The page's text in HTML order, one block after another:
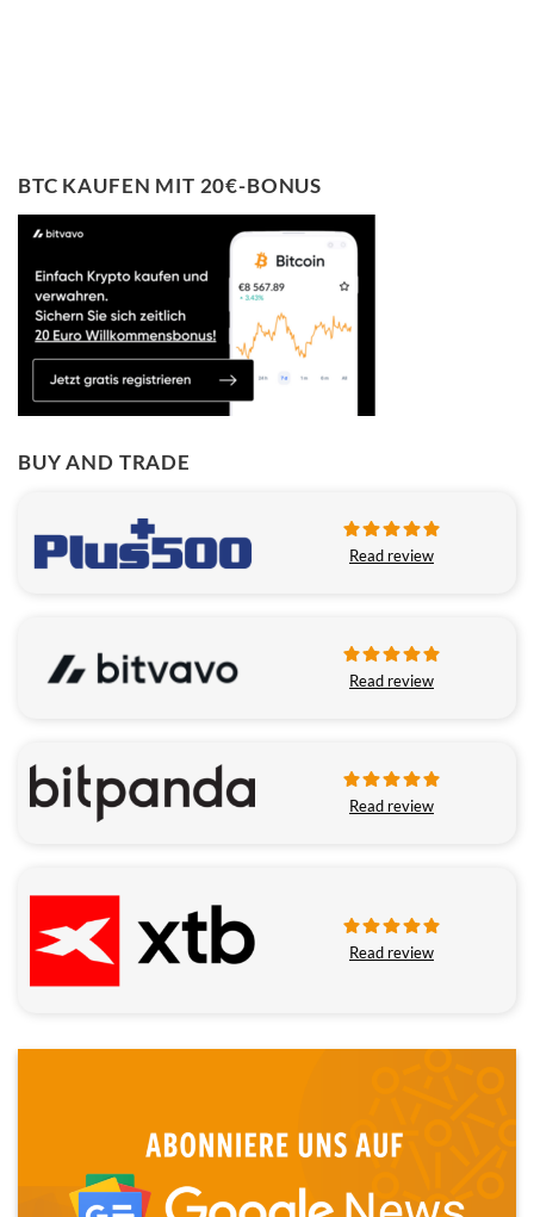
BTC KAUFEN MIT 20€-BONUS
BUY AND TRADE
Read review
Read review
Read review
Read review